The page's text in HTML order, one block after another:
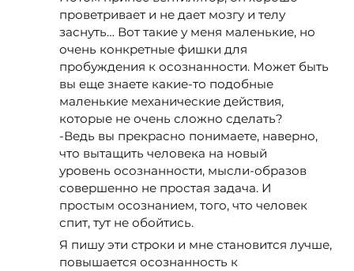
проветривает и не дает мозгу и телу
заснуть… Вот такие у меня маленькие, но
очень конкретные фишки для
пробуждения к осознанности. Может быть
вы еще знаете какие-то подобные
маленькие механические действия,
которые не очень сложно сделать?
-Ведь вы прекрасно понимаете, наверно,
что вытащить человека на новый
уровень осознанности, мысли-образов
совершенно не простая задача. И
простым осознанием, того, что человек
спит, тут не обойтись.
Я пишу эти строки и мне становится лучше,
повышается осознанность к